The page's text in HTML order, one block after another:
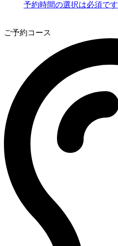
予約時間の選択は必須です
ご予約コース